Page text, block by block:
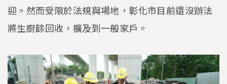
迎。然而受限於法規與場地，彰化市目前還沒辦法
將生廚餘回收，擴及到一般家戶。